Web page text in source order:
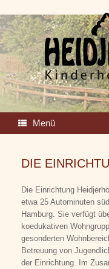
Inhalt
springen
Menü
DIE
Die Einrichtung
etwa 25 Autominuten
Hamburg. Sie verfügt
koedukativen
gesonderten
Betreuung von
der Einrichtung. Im